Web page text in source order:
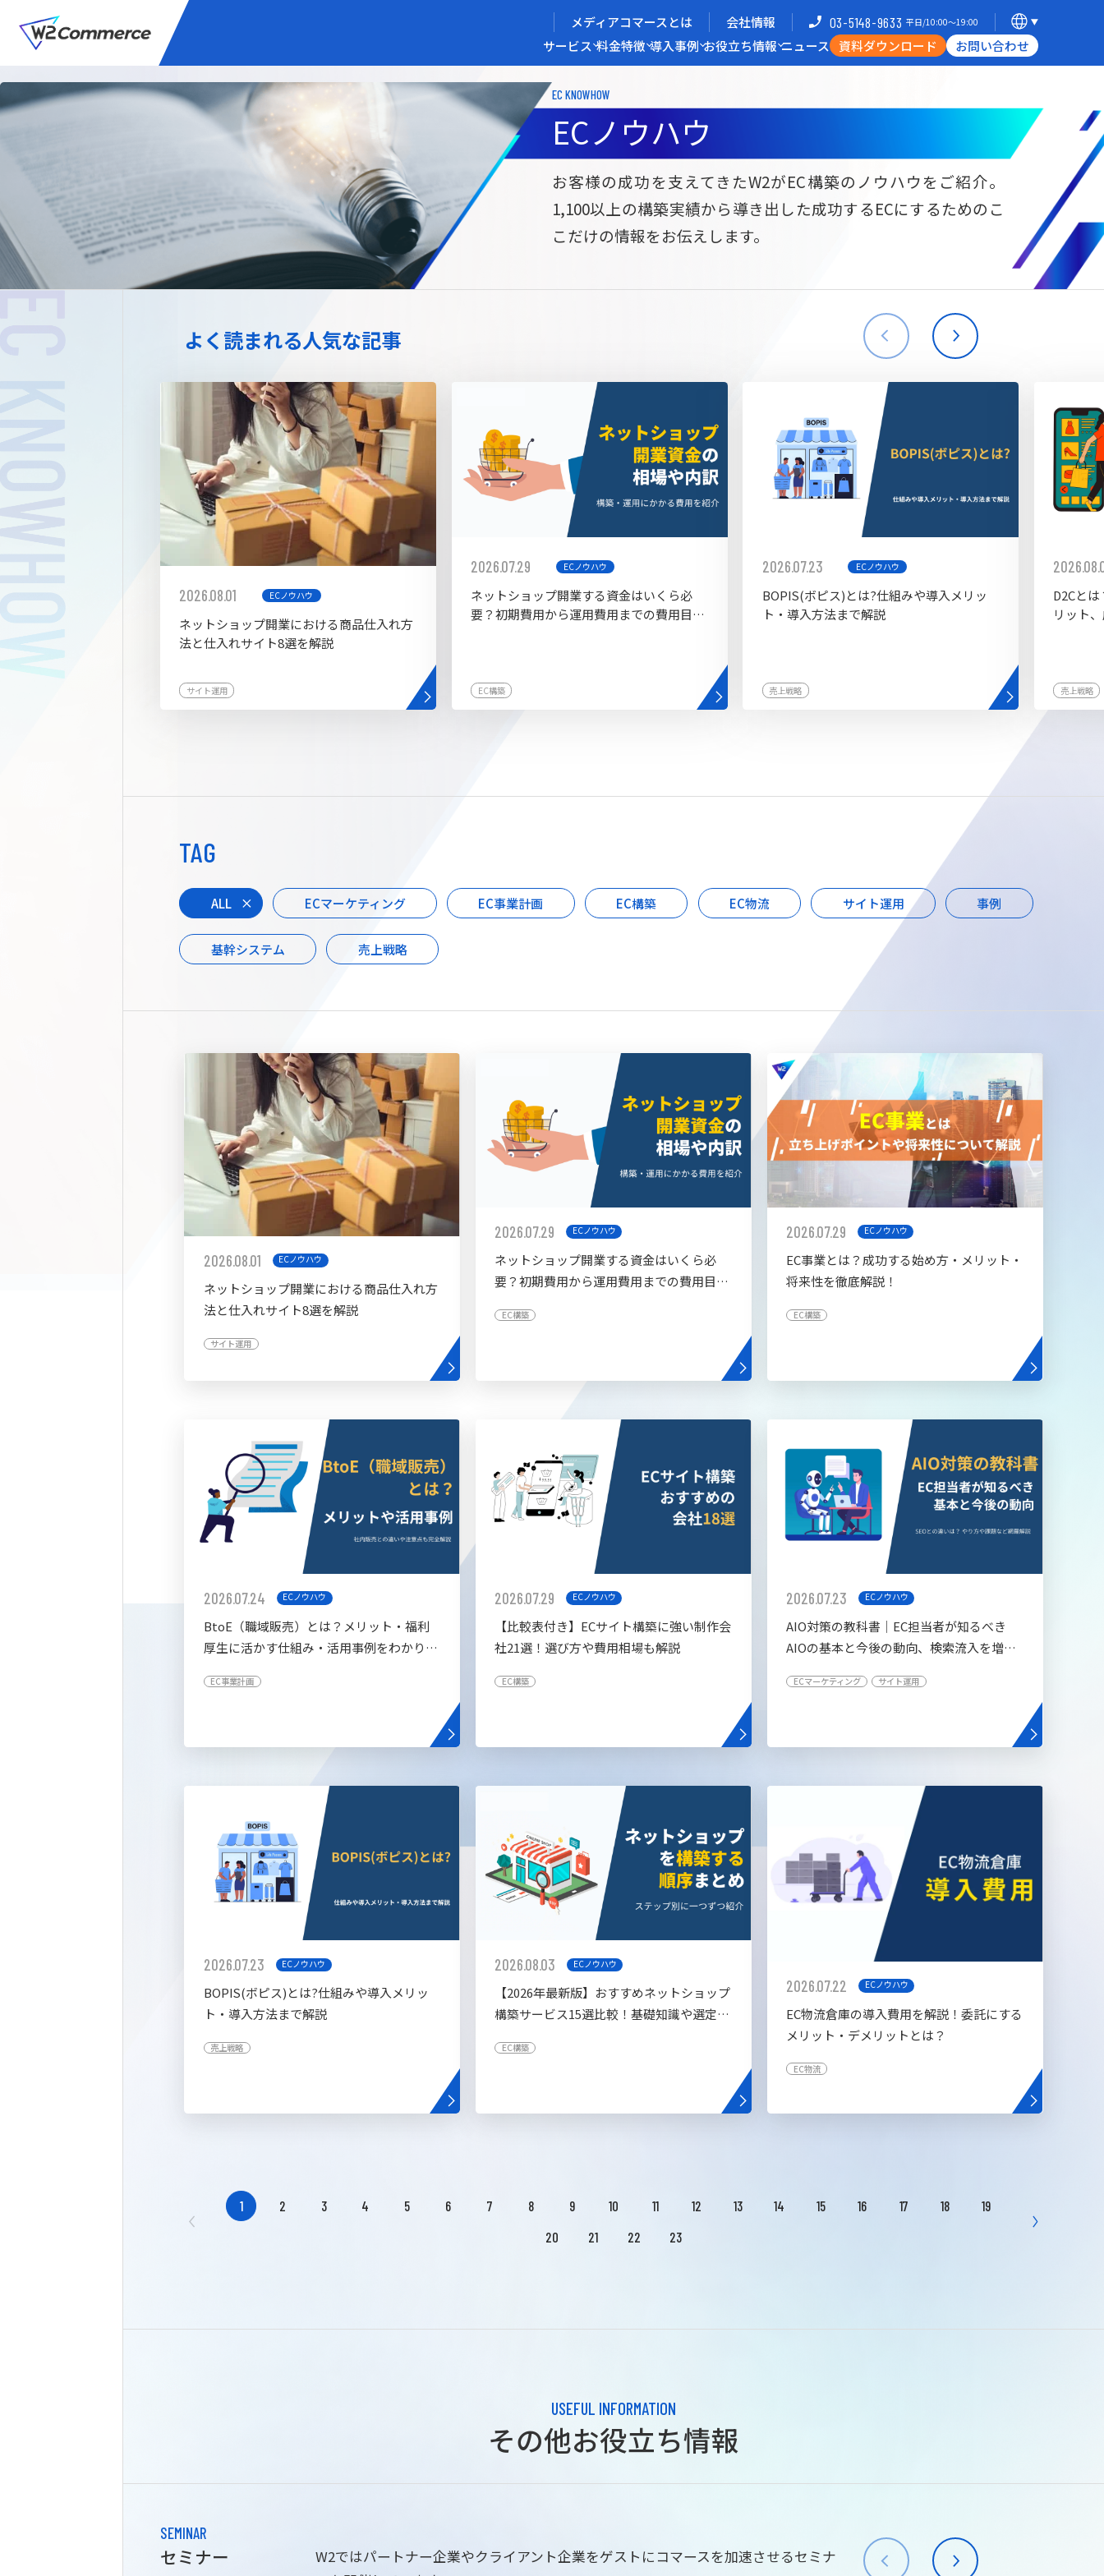
メディアコマースとは 会社情報 03-5148-9633 平日/10:00〜19:00
サービス 料金特徴 導入事例 お役立ち情報 ニュース 資料ダウンロード お問い合わせ
メディアコマースを実現する
サービス
BtoC向けECサイト構築
W2Commerce
Unified
サブスク/定期通販ECサイト構築
Commerce
BtoB向けECサイト構築
W2Commerce
海外進出・現地ECサイト構築
拡張プラグイン一覧 AIカスタマイズ開発 AI buddy
メディアコマースとは 選ばれる理由 開発力/支援体制
導入企業インタビュー
お役立ち資料
EC KNOWHOW
ECノウハウ
お客様の成功を支えてきたW2がEC構築のノウハウをご紹介。
1,100以上の構築実績から導き出した成功するECにするためのこ
こだけの情報をお伝えします。
よく読まれる人気な記事
2026.08.01 ECノウハウ
ネットショップ開業における商品仕入れ方
法と仕入れサイト8選を解説
サイト運用
2026.07.29 ECノウハウ
ネットショップ開業する資金はいくら必
要？初期費用から運用費用までの費用目安
EC構築
2026.07.23 ECノウハウ
BOPIS(ボピス)とは?仕組みや導入メリッ
ト・導入方法まで解説
売上戦略
D2Cと
リット
売上戦略
TAG
ALL ECマーケティング EC事業計画 EC構築 EC物流 サイト運用 事例
基幹システム 売上戦略
2026.08.01 ECノウハウ
ネットショップ開業における商品仕入れ方
法と仕入れサイト8選を解説
サイト運用
2026.07.29 ECノウハウ
ネットショップ開業する資金はいくら必
要？初期費用から運用費用までの費用目安
EC構築
2026.07.29 ECノウハウ
EC事業とは？成功する始め方・メリット・
将来性を徹底解説！
EC構築
2026.07.24 ECノウハウ
BtoE（職域販売）とは？メリット・福利
厚生に活かす仕組み・活用事例をわかりや
EC事業計画
2026.07.29 ECノウハウ
【比較表付き】ECサイト構築に強い制作会
社21選！選び方や費用相場も解説
EC構築
2026.07.23 ECノウハウ
AIO対策の教科書│EC担当者が知るべき
AIOの基本と今後の動向、検索流入を増や
ECマーケティング サイト運用
2026.07.23 ECノウハウ
BOPIS(ボピス)とは?仕組みや導入メリッ
ト・導入方法まで解説
売上戦略
2026.08.03 ECノウハウ
【2026年最新版】おすすめネットショップ
構築サービス15選比較！基礎知識や選定基
EC構築
2026.07.22 ECノウハウ
EC物流倉庫の導入費用を解説！委託にする
メリット・デメリットとは？
EC物流
1 2 3 4 5 6 7 8 9 10 11 12 13 14 15 16 17 18
19
20
21 22 23
USEFUL INFORMATION
その他お役立ち情報
SEMINAR
セミナー
W2ではパートナー企業やクライアント企業をゲストにコマースを加速させるセミナ